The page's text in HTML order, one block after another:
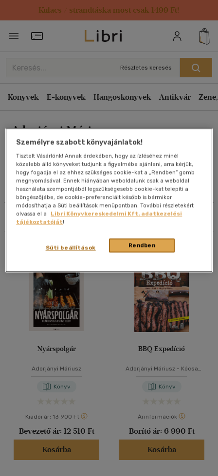
Kulacs / strandtáska most csak 1499 Ft!
Törzsvásárlói Kártya adatai
Részletes keresés
Könyvek E-könyvek Hangoskönyvek Antikvár
Adorjányi Máriusz
Művei
Olvasói vélemények
Szűrés Rendezés
Rendezés
Kiadás éve szerint csökkenő
Ár szerint csökkenő
Eladott darabszám szerint csökkenő
Eladott darabszám szerint növekvő
Cím szerint A-Z
Szerző szerint A-Z
Megjelenítés
20 db / oldal
Összesen db
Nyárspolgár
Adorjányi Máriusz
Könyv
Kiadói ár: 13 900 Ft
Bevezető ár: 12 510 Ft
Kosárba
BBQ Expedíció
Adorjányi Máriusz- Kócsa
Könyv
Árinformációk
Borító ár: 6 990 Ft
Kosárba
Személyre szabott könyvajánlatok!
Tisztelt Vásárlónk! Annak érdekében, hogy az ízléséhez minél
közelebb álló könyveket tudjunk a figyelmébe ajánlani, arra kérjük,
hogy fogadja el az ehhez szükséges cookie-kat a „Rendben” gomb
megnyomásával. Ennek hiányában weboldalunk csak a weboldal
használata szempontjából legszükségesebb cookie-kat telepíti a
böngészőjébe, de cookie-preferenciáit később is bármikor
módosíthatja a Süti beállítások menüpontban. További részletekért
olvassa el a
Libri Könyvkereskedelmi Kft. adatkezelési
tájékoztatóját!
Rendben
Süti beállítások